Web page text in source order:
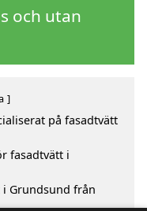
och utan
på fasadtvätt
fasadtvätt i
Grundsund från